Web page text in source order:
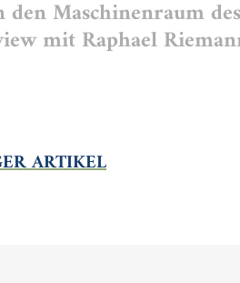
Maschinenraum
mit Raphael
ARTIKEL